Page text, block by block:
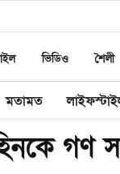
ভিডিও শৈলী
মতামত
গণ